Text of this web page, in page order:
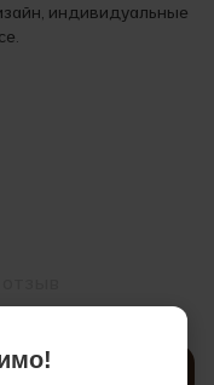
индивидуальные